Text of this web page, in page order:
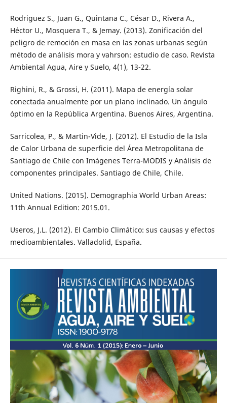
Rodriguez S., Juan G., Quintana C., César D., Rivera A.,
Héctor U., Mosquera T., & Jemay. (2013). Zonificación del
peligro de remoción en masa en las zonas urbanas según
método de análisis mora y vahrson: estudio de caso. Revista
Ambiental Agua, Aire y Suelo, 4(1), 13-22.
Righini, R., & Grossi, H. (2011). Mapa de energía solar
conectada anualmente por un plano inclinado. Un ángulo
óptimo en la República Argentina. Buenos Aires, Argentina.
Sarricolea, P., & Martin-Vide, J. (2012). El Estudio de la Isla
de Calor Urbana de superficie del Área Metropolitana de
Santiago de Chile con Imágenes Terra-MODIS y Análisis de
componentes principales. Santiago de Chile, Chile.
United Nations. (2015). Demographia World Urban Areas:
11th Annual Edition: 2015.01.
Useros, J.L. (2012). El Cambio Climático: sus causas y efectos
medioambientales. Valladolid, España.